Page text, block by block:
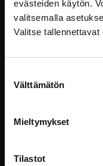
evästeiden käytön.
valitsemalla
Valitse tallennettavat
valinta
Välttämätön
Mieltymykset
Tilastot
conducted?